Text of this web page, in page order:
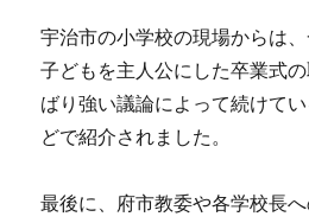
宇治市の小学校の現場からは
子どもを主人公にした卒業式
ばり強い議論によって続けて
どで紹介されました。
最後に、府市教委や各学校長